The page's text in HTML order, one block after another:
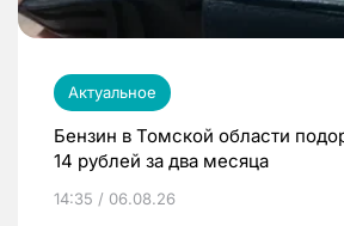
Актуальное
Бензин в Томской области
14 рублей за два месяца
14:35 / 06.08.26